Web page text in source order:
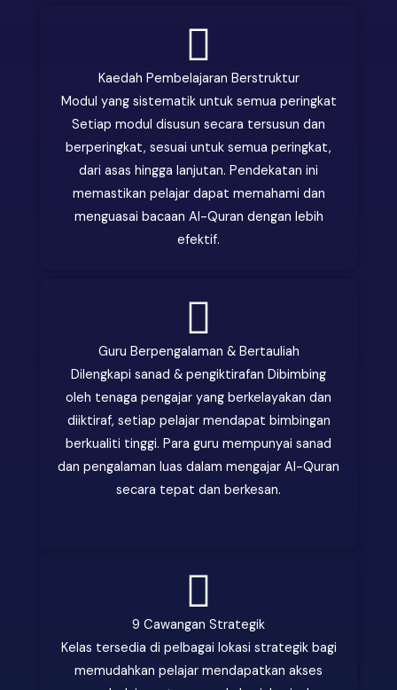
Kaedah Pembelajaran Berstruktur
Modul yang sistematik untuk semua peringkat
Setiap modul disusun secara tersusun dan
berperingkat, sesuai untuk semua peringkat,
dari asas hingga lanjutan. Pendekatan ini
memastikan pelajar dapat memahami dan
menguasai bacaan Al-Quran dengan lebih
efektif.
Guru Berpengalaman & Bertauliah
Dilengkapi sanad & pengiktirafan Dibimbing
oleh tenaga pengajar yang berkelayakan dan
diiktiraf, setiap pelajar mendapat bimbingan
berkualiti tinggi. Para guru mempunyai sanad
dan pengalaman luas dalam mengajar Al-Quran
secara tepat dan berkesan.
9 Cawangan Strategik
Kelas tersedia di pelbagai lokasi strategik bagi
memudahkan pelajar mendapatkan akses